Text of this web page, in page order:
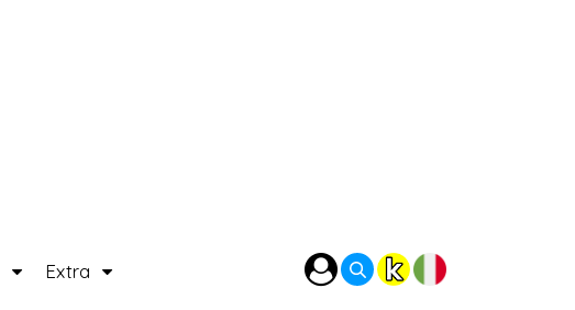
Extra